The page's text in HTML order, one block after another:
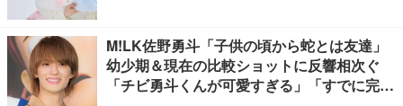
M!LK佐野勇斗「子供の頃から蛇とは友達」
幼少期＆現在の比較ショットに反響相次ぐ
「チビ勇斗くんが可愛すぎる」「すでに完成